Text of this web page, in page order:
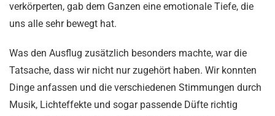
verkörperten, gab dem Ganzen eine emotionale Tiefe, die
uns alle sehr bewegt hat.
Was den Ausflug zusätzlich besonders machte, war die
Tatsache, dass wir nicht nur zugehört haben. Wir konnten
Dinge anfassen und die verschiedenen Stimmungen durch
Musik, Lichteffekte und sogar passende Düfte richtig